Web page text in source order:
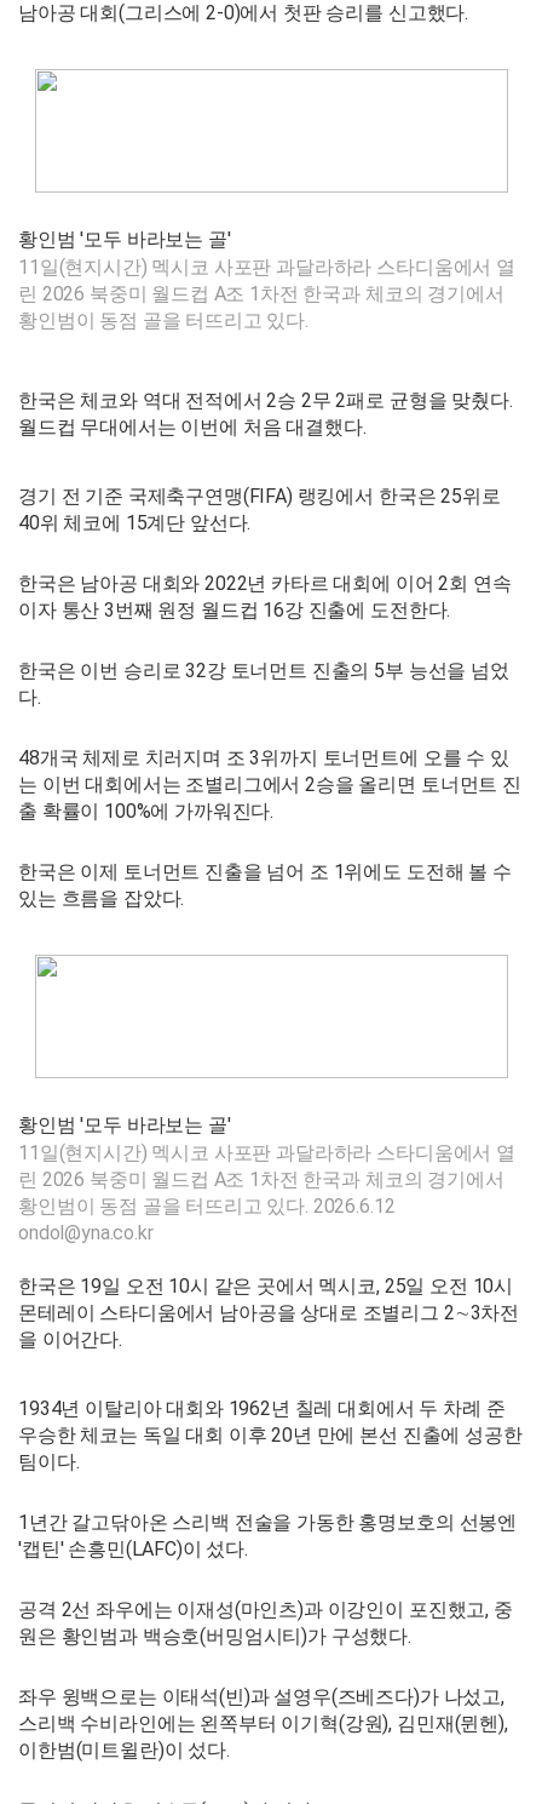
남아공 대회(그리스에 2-0)에서 첫판 승리를 신고했다.
황인범 '모두 바라보는 골'
11일(현지시간) 멕시코 사포판 과달라하라 스타디움에서 열
린 2026 북중미 월드컵 A조 1차전 한국과 체코의 경기에서
황인범이 동점 골을 터뜨리고 있다.
한국은 체코와 역대 전적에서 2승 2무 2패로 균형을 맞췄다.
월드컵 무대에서는 이번에 처음 대결했다.
경기 전 기준 국제축구연맹(FIFA) 랭킹에서 한국은 25위로
40위 체코에 15계단 앞선다.
한국은 남아공 대회와 2022년 카타르 대회에 이어 2회 연속
이자 통산 3번째 원정 월드컵 16강 진출에 도전한다.
한국은 이번 승리로 32강 토너먼트 진출의 5부 능선을 넘었
다.
48개국 체제로 치러지며 조 3위까지 토너먼트에 오를 수 있
는 이번 대회에서는 조별리그에서 2승을 올리면 토너먼트 진
출 확률이 100%에 가까워진다.
한국은 이제 토너먼트 진출을 넘어 조 1위에도 도전해 볼 수
있는 흐름을 잡았다.
황인범 '모두 바라보는 골'
11일(현지시간) 멕시코 사포판 과달라하라 스타디움에서 열
린 2026 북중미 월드컵 A조 1차전 한국과 체코의 경기에서
황인범이 동점 골을 터뜨리고 있다. 2026.6.12
ondol@yna.co.kr
한국은 19일 오전 10시 같은 곳에서 멕시코, 25일 오전 10시
몬테레이 스타디움에서 남아공을 상대로 조별리그 2∼3차전
을 이어간다.
1934년 이탈리아 대회와 1962년 칠레 대회에서 두 차례 준
우승한 체코는 독일 대회 이후 20년 만에 본선 진출에 성공한
팀이다.
1년간 갈고닦아온 스리백 전술을 가동한 홍명보호의 선봉엔
'캡틴' 손흥민(LAFC)이 섰다.
공격 2선 좌우에는 이재성(마인츠)과 이강인이 포진했고, 중
원은 황인범과 백승호(버밍엄시티)가 구성했다.
좌우 윙백으로는 이태석(빈)과 설영우(즈베즈다)가 나섰고,
스리백 수비라인에는 왼쪽부터 이기혁(강원), 김민재(뮌헨),
이한범(미트윌란)이 섰다.